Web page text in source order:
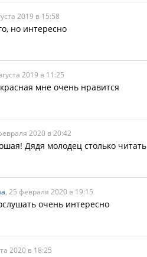
2019 в 15:58
но интересно
2019 в 11:25
мне очень нравится
2020 в 20:42
Дядя молодец столько читать
, 25 февраля 2020 в 19:15
очень интересно
2020 в 18:25